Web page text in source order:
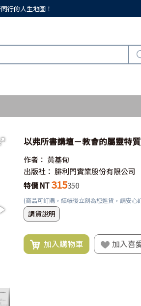
行的人生地圖！
以弗所書講壇－教會的屬靈特質
作者： 黃基甸
出版社： 腓利門實業股份有限公司
特價 NT315350
(商品可訂購，結帳後立刻為您進貨，請安心
調貨說明
加入購物車 加入喜